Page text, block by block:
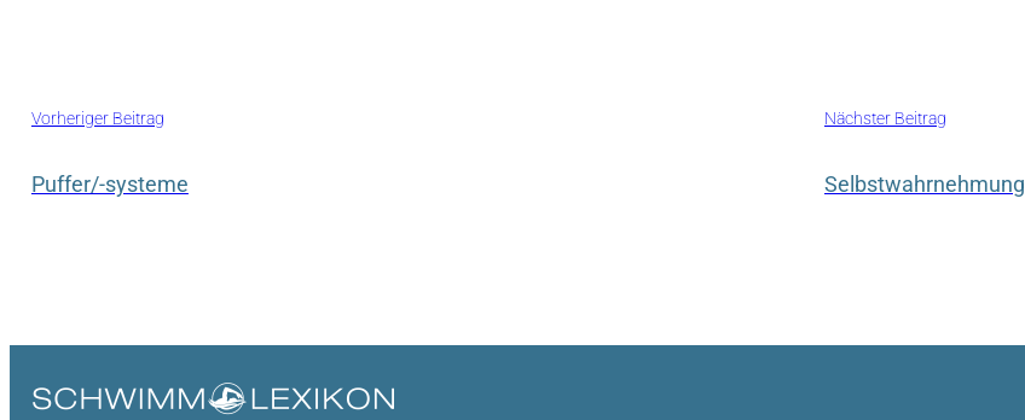
Vorheriger Beitrag
Puffer/-systeme
Nächster Beitrag
Selbstwahrnehmung